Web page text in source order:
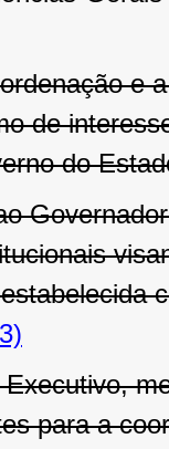
e
de
do
para a